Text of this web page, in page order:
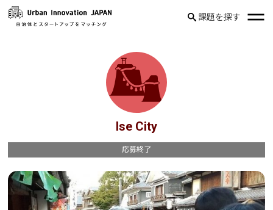
課題を探す
Ise City
応募終了